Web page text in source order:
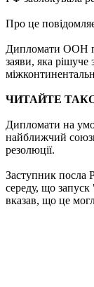
Про це
Дипломати ООН
заяви, яка
ЧИТАЙТЕ
Дипломати на
найближчий
резолюції.
Заступник посла
середу, що запуск
вказав, що це